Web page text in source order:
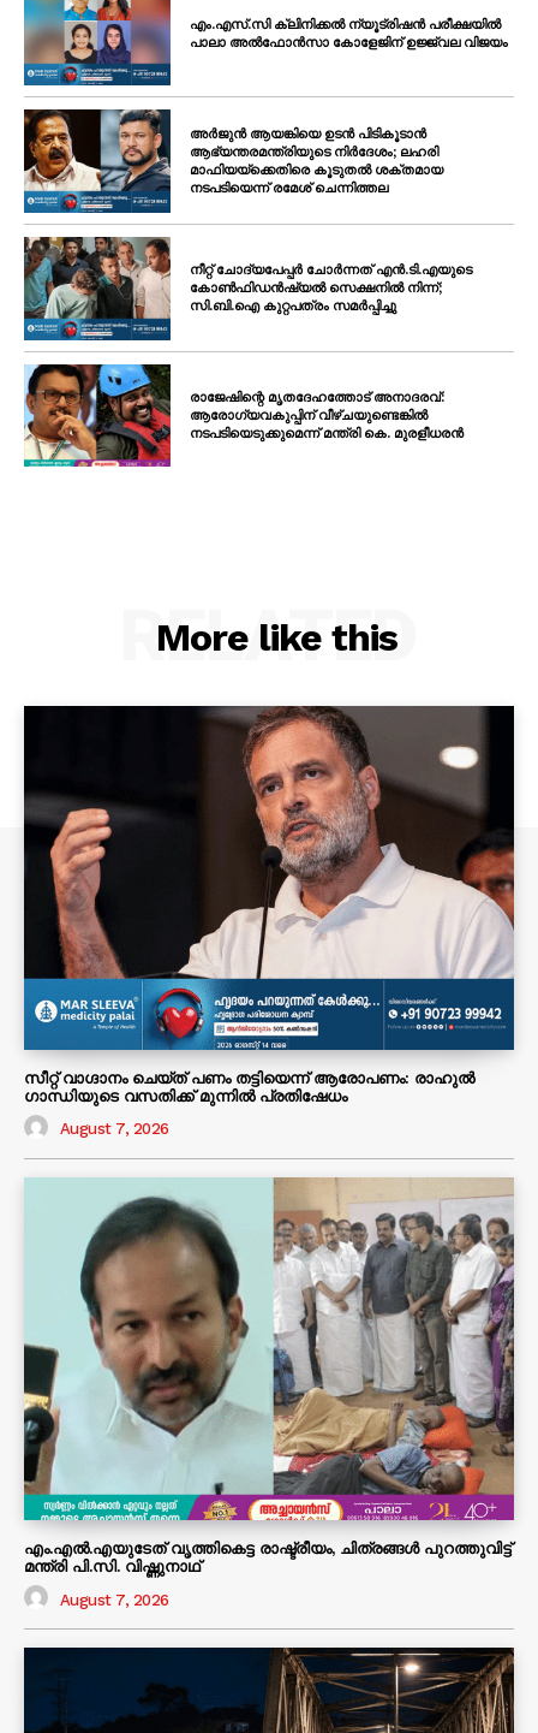
എം.എസ്.സി ക്ലിനിക്കൽ ന്യൂട്രിഷൻ പരീക്ഷയിൽ
പാലാ അൽഫോൻസാ കോളേജിന് ഉജ്ജ്വല വിജയം
അർജുൻ ആയങ്കിയെ ഉടൻ പിടികൂടാൻ
ആഭ്യന്തരമന്ത്രിയുടെ നിർദേശം; ലഹരി
മാഫിയയ്ക്കെതിരെ കൂടുതൽ ശക്തമായ
നടപടിയെന്ന് രമേശ് ചെന്നിത്തല
നീറ്റ് ചോദ്യപേപ്പർ ചോർന്നത് എൻ.ടി.എയുടെ
കോൺഫിഡൻഷ്യൽ സെക്ഷനിൽ നിന്ന്;
സി.ബി.ഐ കുറ്റപത്രം സമർപ്പിച്ചു
രാജേഷിന്റെ മൃതദേഹത്തോട് അനാദരവ്:
ആരോഗ്യവകുപ്പിന് വീഴ്ചയുണ്ടെങ്കിൽ
നടപടിയെടുക്കുമെന്ന് മന്ത്രി കെ. മുരളീധരൻ
More like this
RELATED
സീറ്റ് വാഗ്ദാനം ചെയ്ത് പണം തട്ടിയെന്ന് ആരോപണം: രാഹുൽ
ഗാന്ധിയുടെ വസതിക്ക് മുന്നിൽ പ്രതിഷേധം
August 7, 2026
എം.എൽ.എയുടേത് വൃത്തികെട്ട രാഷ്ട്രീയം, ചിത്രങ്ങൾ പുറത്തുവിട്ട്
മന്ത്രി പി.സി. വിഷ്ണുനാഥ്
August 7, 2026